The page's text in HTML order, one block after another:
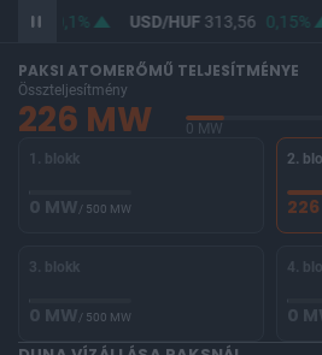
0,1% USD/HUF313,56 0,15%
PAKSI ATOMERŐMŰ TELJESÍTMÉNYE
Összteljesítmény
226 MW 0 MW
1. blokk
0 MW/ 500 MW
2.
3. blokk
0 MW/ 500 MW
4.
0